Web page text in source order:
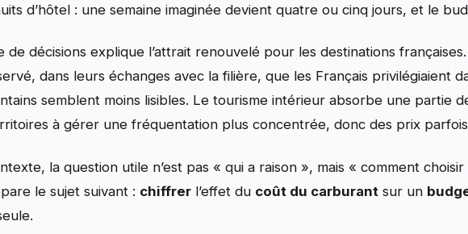
d’hôtel : une semaine imaginée devient quatre ou cinq jours, et le
de décisions explique l’attrait renouvelé pour les destinations
dans leurs échanges avec la filière, que les Français privilégiaient
semblent moins lisibles. Le tourisme intérieur absorbe une partie
à gérer une fréquentation plus concentrée, donc des prix
la question utile n’est pas « qui a raison », mais « comment
le sujet suivant : chiffrer l’effet du coût du carburant sur un